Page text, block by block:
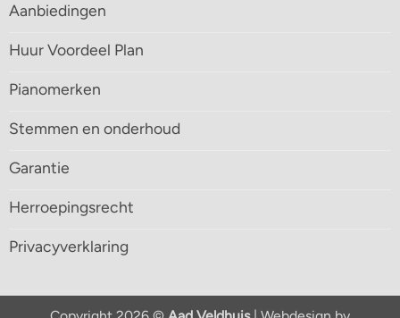
Aanbiedingen
Huur Voordeel Plan
Pianomerken
Stemmen en onderhoud
Garantie
Herroepingsrecht
Privacyverklaring